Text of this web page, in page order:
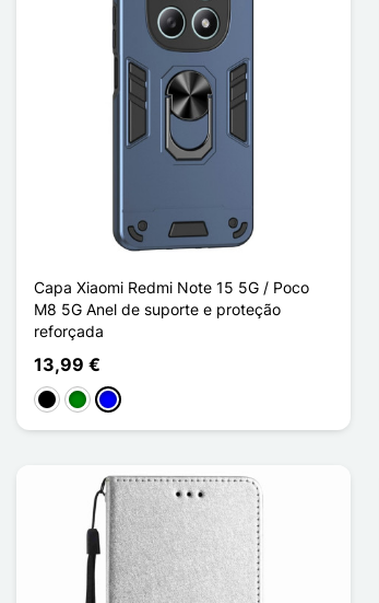
Capa Xiaomi Redmi Note 15 5G / Poco
M8 5G Anel de suporte e proteção
reforçada
13,99 €
PretoVerdeAzul